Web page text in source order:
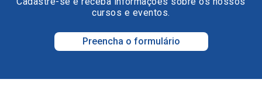
cursos e eventos.
Preencha o formulário